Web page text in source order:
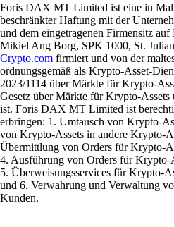
Foris DAX MT Limited ist eine in
beschränkter Haftung mit der
und dem eingetragenen Firmensitz
Mikiel Ang Borg, SPK 1000, St.
Crypto.com firmiert und von der
ordnungsgemäß als Krypto-Asset-
2023/1114 über Märkte für Krypto-
Gesetz über Märkte für Krypto-Assets
ist. Foris DAX MT Limited ist
erbringen: 1. Umtausch von Krypto-
von Krypto-Assets in andere Krypto-
Übermittlung von Orders für Krypto-
4. Ausführung von Orders für Krypto-
5. Überweisungsservices für Krypto-
und 6. Verwahrung und Verwaltung
Kunden.